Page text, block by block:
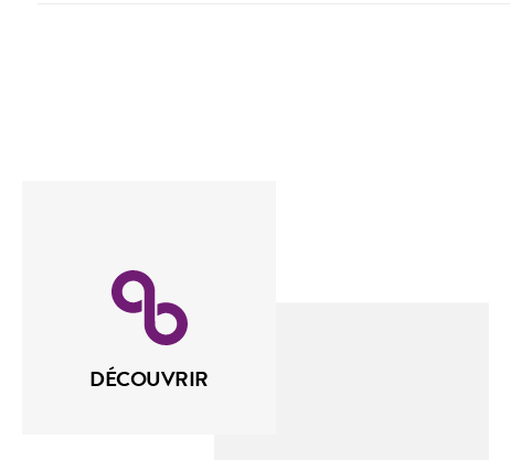
DÉCOUVRIR